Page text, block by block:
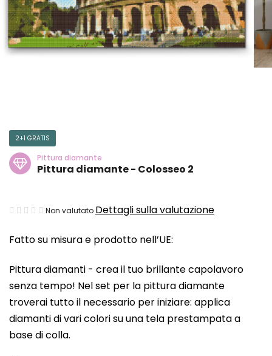
Fatto su misura e prodotto nell’UE:
Pittura diamanti - crea il tuo brillante capolavoro
senza tempo! Nel set per la pittura diamante
troverai tutto il necessario per iniziare: applica
diamanti di vari colori su una tela prestampata a
base di colla.
2+1 GRATIS
Pittura diamante
Pittura diamante - Colosseo 2
La
media
prodotto
è
0,0
su
5
Non valutato Dettagli sulla valutazione